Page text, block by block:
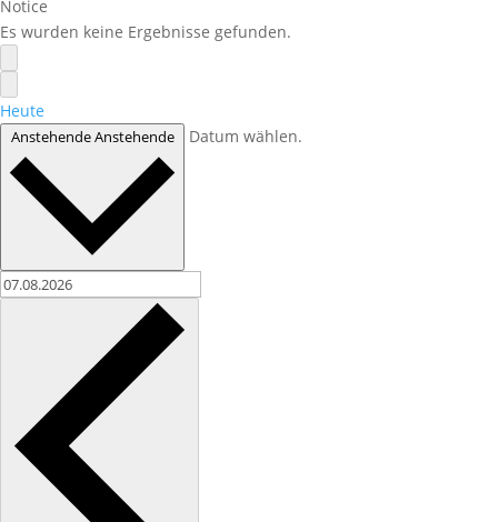
Notice
Es wurden keine Ergebnisse gefunden.
Heute
AnstehendeAnstehende Datum wählen.